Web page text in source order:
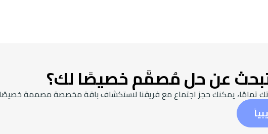
عن حل مُصمَّم خصيصًا لك؟
تمامًا، يمكنك حجز اجتماع مع فريقنا لاستكشاف باقة مخصصة مصممة